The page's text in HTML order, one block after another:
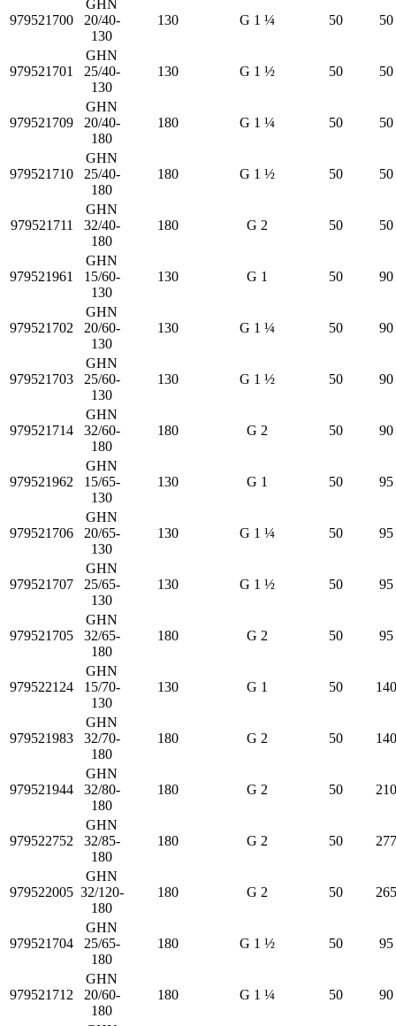
979521700
GHN
20/40-
130
130 G 1 ¼ 50 50
979521701
GHN
25/40-
130
130 G 1 ½ 50 50
979521709
GHN
20/40-
180
180 G 1 ¼ 50 50
979521710
GHN
25/40-
180
180 G 1 ½ 50 50
979521711
GHN
32/40-
180
180 G 2 50 50
979521961
GHN
15/60-
130
130 G 1 50 90
979521702
GHN
20/60-
130
130 G 1 ¼ 50 90
979521703
GHN
25/60-
130
130 G 1 ½ 50 90
979521714
GHN
32/60-
180
180 G 2 50 90
979521962
GHN
15/65-
130
130 G 1 50 95
979521706
GHN
20/65-
130
130 G 1 ¼ 50 95
979521707
GHN
25/65-
130
130 G 1 ½ 50 95
979521705
GHN
32/65-
180
180 G 2 50 95
979522124
GHN
15/70-
130
130 G 1 50 140
979521983
GHN
32/70-
180
180 G 2 50 140
979521944
GHN
32/80-
180
180 G 2 50 210
979522752
GHN
32/85-
180
180 G 2 50 277
979522005
GHN
32/120-
180
180 G 2 50 265
979521704
GHN
25/65-
180
180 G 1 ½ 50 95
979521712
GHN
20/60-
180
180 G 1 ¼ 50 90